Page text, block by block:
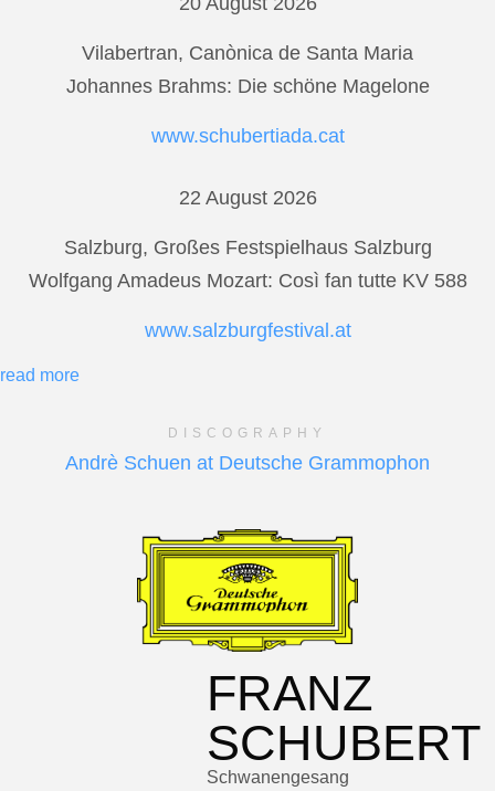
Vilabertran, Canònica de Santa Maria
Johannes Brahms: Die schöne Magelone
www.schubertiada.cat
22 August 2026
Salzburg, Großes Festspielhaus Salzburg
Wolfgang Amadeus Mozart: Così fan tutte KV 588
www.salzburgfestival.at
read more
DISCOGRAPHY
Andrè Schuen at Deutsche Grammophon
FRANZ
SCHUBERT
Schwanengesang